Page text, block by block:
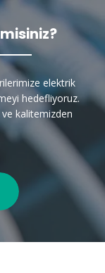
elektrik
hedefliyoruz.
kalitemizden